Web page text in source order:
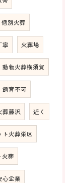
個別火葬
寧 火葬場
動物火葬横須賀
飼育不可
葬藤沢 近く
ト火葬栄区
火葬
心企業